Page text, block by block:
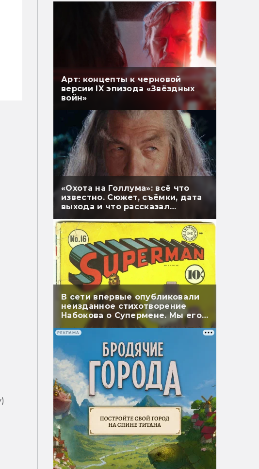
Арт: концепты к черновой
версии IX эпизода «Звёздных
войн»
«Охота на Голлума»: всё что
известно. Сюжет, съёмки, дата
выхода и что рассказал
В сети впервые опубликовали
неизданное стихотворение
Набокова о Супермене. Мы его
перевели
РЕКЛАМА